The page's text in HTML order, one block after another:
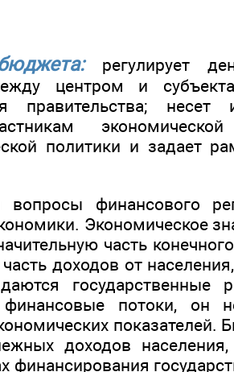
регулирует
центром и
правительства;
экономической
политики и задает
финансового
Экономическое
часть
доходов от
государственные
потоки, он
показателей.
доходов
финансирования